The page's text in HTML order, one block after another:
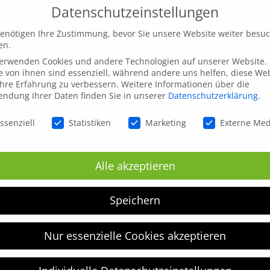
nächsten Kommentar speichern.
Datenschutzeinstellungen
Ihre Zustimmung, bevor Sie unsere Website weiter
Cookies und andere Technologien auf unserer Website.
von ihnen sind essenziell, während andere uns helfen, diese
Erfahrung zu verbessern. Weitere Informationen über die
Ihrer Daten finden Sie in unserer Datenschutzerklärung.
Statistiken Marketing Externe
Alle akzeptieren
Speichern
Nur essenzielle Cookies akzeptieren